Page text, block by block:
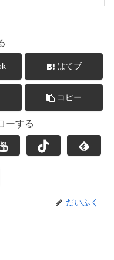
はてブ
コピー
ーする
だいふく